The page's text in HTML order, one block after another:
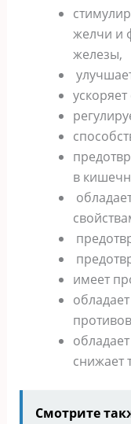
желчи и
железы,
в
имеет
снижает
Смотрите